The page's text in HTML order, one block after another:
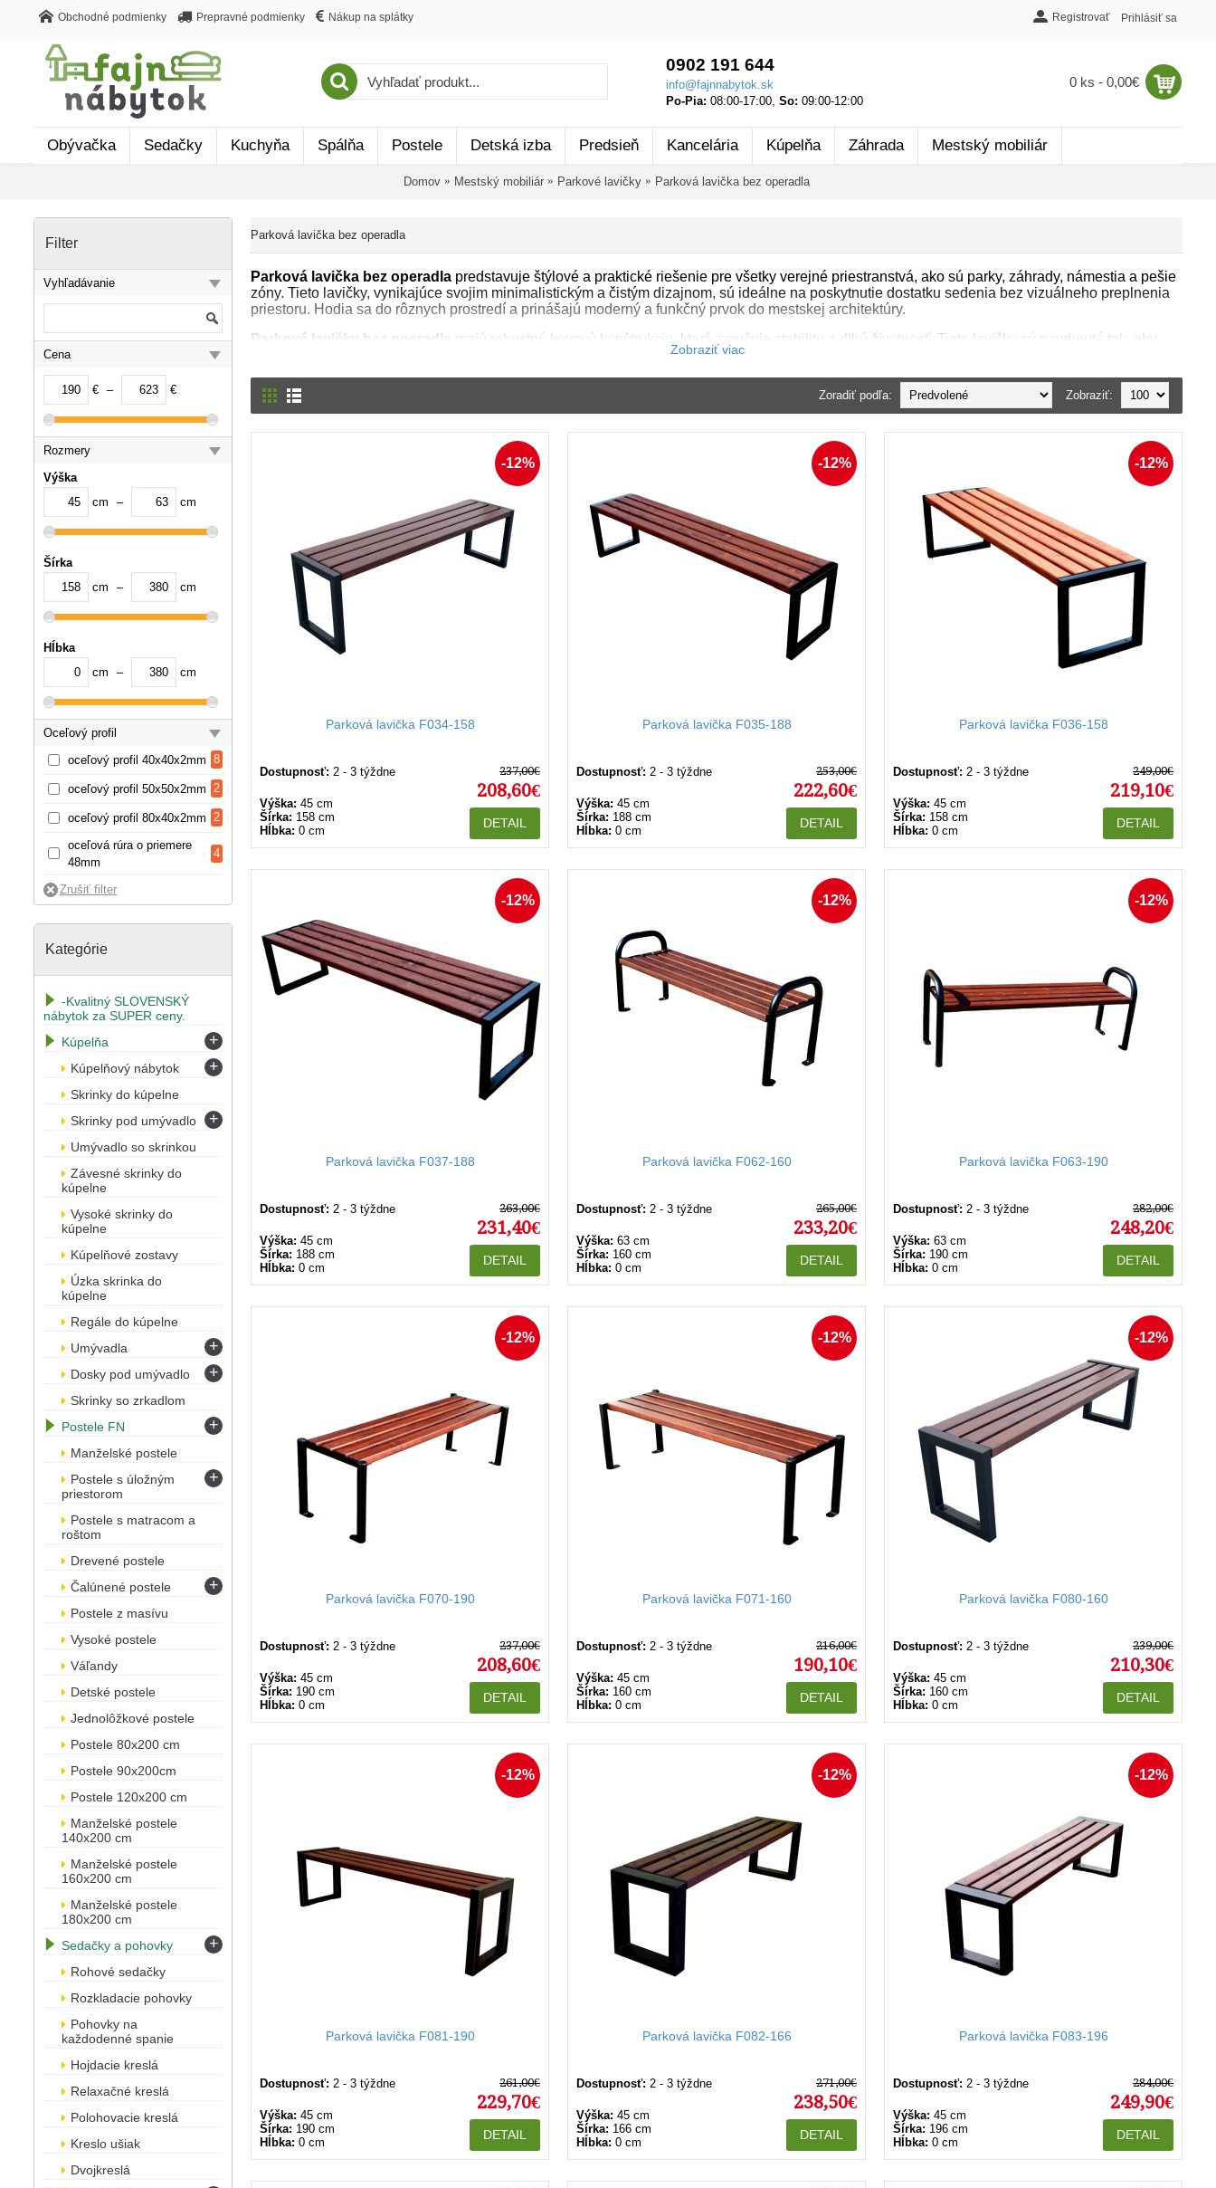
Obchodné podmienky Prepravné podmienky Nákup na splátky Registrovať Prihlásiť sa
0902 191 644
info@fajnnabytok.sk
Po-Pia: 08:00-17:00, So: 09:00-12:00
0 ks - 0,00€
Obývačka Sedačky Kuchyňa Spálňa Postele Detská izba Predsieň Kancelária Kúpelňa Záhrada Mestský mobiliár
Domov Mestský mobiliár Parkové lavičky Parková lavička bez operadla
Filter
Vyhľadávanie
Cena
€ – €
Rozmery
Výška
cm
– cm
Šírka
cm
– cm
Hĺbka
cm
– cm
Oceľový profil
oceľový profil 40x40x2mm 8
oceľový profil 50x50x2mm 2
oceľový profil 80x40x2mm 2
oceľová rúra o priemere
48mm
4
Kategórie
-Kvalitný SLOVENSKÝ
nábytok za SUPER ceny.
Kúpelňa
+
Kúpelňový nábytok +
Skrinky do kúpelne
Skrinky pod umývadlo
+
Umývadlo so skrinkou
Závesné skrinky do
kúpelne
Vysoké skrinky do
kúpelne
Kúpelňové zostavy
Úzka skrinka do
kúpelne
Regále do kúpelne
Umývadla
+
Dosky pod umývadlo +
Skrinky so zrkadlom
Postele FN
+
Manželské postele
Postele s úložným
priestorom
+
Postele s matracom a
roštom
Drevené postele
Čalúnené postele
+
Postele z masívu
Vysoké postele
Váľandy
Detské postele
Jednolôžkové postele
Postele 80x200 cm
Postele 90x200cm
Postele 120x200 cm
Manželské postele
140x200 cm
Manželské postele
160x200 cm
Manželské postele
180x200 cm
Sedačky a pohovky
+
Rohové sedačky
Rozkladacie pohovky
Pohovky na
každodenné spanie
Hojdacie kreslá
Relaxačné kreslá
Polohovacie kreslá
Kreslo ušiak
Dvojkreslá
Parková lavička bez operadla
Parková lavička bez operadla predstavuje štýlové a praktické riešenie pre všetky verejné priestranstvá, ako sú parky, záhrady, námestia a pešie
zóny. Tieto lavičky, vynikajúce svojim minimalistickým a čistým dizajnom, sú ideálne na poskytnutie dostatku sedenia bez vizuálneho preplnenia
priestoru. Hodia sa do rôznych prostredí a prinášajú moderný a funkčný prvok do mestskej architektúry.
Parkové lavičky bez operadla
majú robustnú kovovú konštrukciu, ktorá zaručuje stabilitu a dlhú životnosť. Tieto lavičky sú navrhnuté tak, aby
odolávali náročným poveternostným podmienkam, čo z nich robí vynikajúci vonkajší nábytok pre každé ročné obdobie. Sedacia časť je zložená z
príťažlivosť dreva s odolnosťou kovu, čím vytvára vyvážený a príjemný vzhľad.
Parkové lavičky bez operadla sú skvelou voľbou pre miesta, kde je potrebné maximalizovať využitie priestoru a udržať otvorenú atmosféru. Ich
jednoduchá údržba a flexibilita umiestnenia pridávajú hodnotu verejným priestorom a uspokoja potreby návštevníkov. Moderný dizajn, kombinácia
trvanlivých materiálov a praktická funkčnosť robia z týchto lavičiek ideálnu voľbu pre akýkoľvek vonkajší projekt.
Zobraziť:
Zoradiť podľa:
-12%
Parková lavička F034-158
Dostupnosť: 2 - 3 týždne
Výška: 45 cm
Šírka: 158 cm
Hĺbka: 0 cm
237,00€
208,60€
DETAIL
-12%
Parková lavička F035-188
Dostupnosť: 2 - 3 týždne
Výška: 45 cm
Šírka: 188 cm
Hĺbka: 0 cm
253,00€
222,60€
DETAIL
-12%
Parková lavička F036-158
Dostupnosť: 2 - 3 týždne
Výška: 45 cm
Šírka: 158 cm
Hĺbka: 0 cm
249,00€
219,10€
DETAIL
-12%
Parková lavička F037-188
Dostupnosť: 2 - 3 týždne
Výška: 45 cm
Šírka: 188 cm
Hĺbka: 0 cm
263,00€
231,40€
DETAIL
-12%
Parková lavička F062-160
Dostupnosť: 2 - 3 týždne
Výška: 63 cm
Šírka: 160 cm
Hĺbka: 0 cm
265,00€
233,20€
DETAIL
-12%
Parková lavička F063-190
Dostupnosť: 2 - 3 týždne
Výška: 63 cm
Šírka: 190 cm
Hĺbka: 0 cm
282,00€
248,20€
DETAIL
-12%
Parková lavička F070-190
Dostupnosť: 2 - 3 týždne
Výška: 45 cm
Šírka: 190 cm
Hĺbka: 0 cm
237,00€
208,60€
DETAIL
-12%
Parková lavička F071-160
Dostupnosť: 2 - 3 týždne
Výška: 45 cm
Šírka: 160 cm
Hĺbka: 0 cm
216,00€
190,10€
DETAIL
-12%
Parková lavička F080-160
Dostupnosť: 2 - 3 týždne
Výška: 45 cm
Šírka: 160 cm
Hĺbka: 0 cm
239,00€
210,30€
DETAIL
-12%
Parková lavička F081-190
Dostupnosť: 2 - 3 týždne
Výška: 45 cm
Šírka: 190 cm
Hĺbka: 0 cm
261,00€
229,70€
DETAIL
-12%
Parková lavička F082-166
Dostupnosť: 2 - 3 týždne
Výška: 45 cm
Šírka: 166 cm
Hĺbka: 0 cm
271,00€
238,50€
DETAIL
-12%
Parková lavička F083-196
Dostupnosť: 2 - 3 týždne
Výška: 45 cm
Šírka: 196 cm
Hĺbka: 0 cm
284,00€
249,90€
DETAIL